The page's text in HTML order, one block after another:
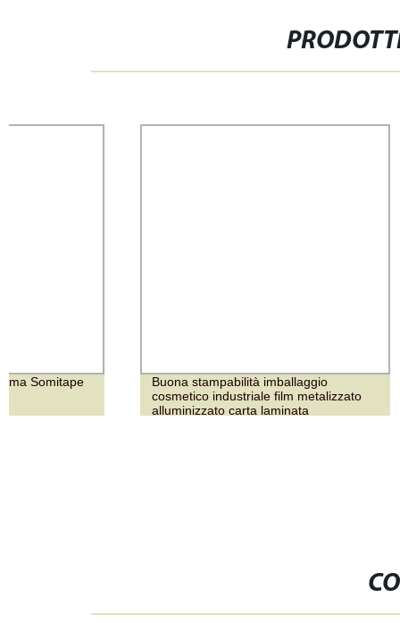
Buona stampabilità imballaggio
cosmetico industriale film metalizzato
alluminizzato carta laminata
OEM Prezzo
Campioni